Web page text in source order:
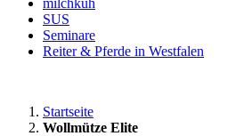
milchkuh
SUS
Seminare
Reiter & Pferde in Westfalen
Startseite
Wollmütze Elite